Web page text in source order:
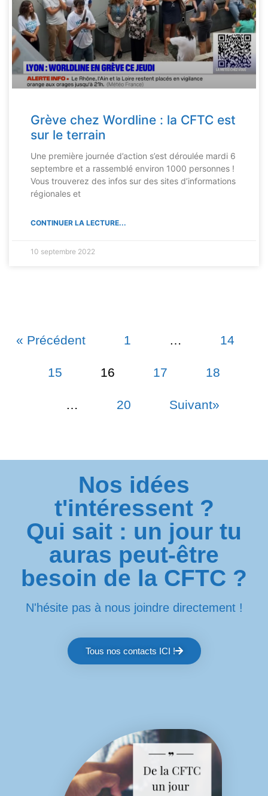
Grève chez Wordline : la CFTC est
sur le terrain
Une première journée d’action s’est déroulée mardi 6
septembre et a rassemblé environ 1000 personnes !
Vous trouverez des infos sur des sites d’informations
régionales et
CONTINUER LA LECTURE...
10 septembre 2022
« Précédent 1 … 14
15 16 17 18
… 20 Suivant»
Nos idées
t'intéressent ?
Qui sait : un jour tu
auras peut-être
besoin de la CFTC ?
N'hésite pas à nous joindre directement !
Tous nos contacts ICI !